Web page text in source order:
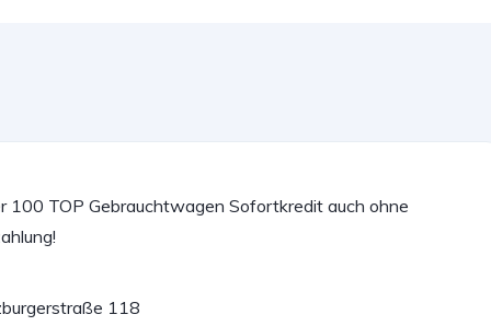
100 TOP Gebrauchtwagen Sofortkredit auch ohne
118